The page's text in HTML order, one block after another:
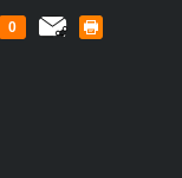
0